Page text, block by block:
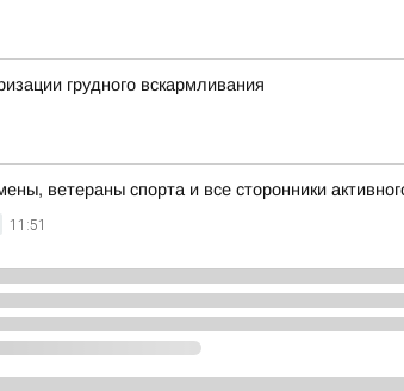
грудного вскармливания
ветераны спорта и все сторонники
11:51